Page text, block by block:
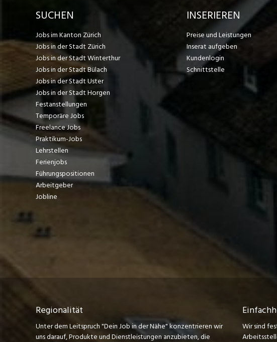
SUCHEN
Jobs im Kanton Zürich
Jobs in der Stadt Zürich
Jobs in der Stadt Winterthur
Jobs in der Stadt Bülach
Jobs in der Stadt Uster
Jobs in der Stadt Horgen
Festanstellungen
Temporäre Jobs
Freelance Jobs
Praktikum-Jobs
Lehrstellen
Ferienjobs
Führungspositionen
Arbeitgeber
Jobline
INSERIEREN
Preise und Leistungen
Inserat aufgeben
Kundenlogin
Schnittstelle
Regionalität
Unter dem Leitspruch "Dein Job in der Nähe" konzentrieren wir
uns darauf, Produkte und Dienstleistungen anzubieten, die
Wir sind